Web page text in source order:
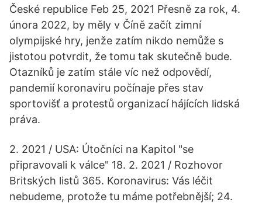
České republice Feb 25, 2021 Přesně za rok, 4.
února 2022, by měly v Číně začít zimní
olympijské hry, jenže zatím nikdo nemůže s
jistotou potvrdit, že tomu tak skutečně bude.
Otazníků je zatím stále víc než odpovědí,
pandemií koronaviru počínaje přes stav
sportovišť a protestů organizací hájících lidská
práva.
2. 2021 / USA: Útočníci na Kapitol "se
připravovali k válce" 18. 2. 2021 / Rozhovor
Britských listů 365. Koronavirus: Vás léčit
nebudeme, protože tu máme potřebnější; 24.